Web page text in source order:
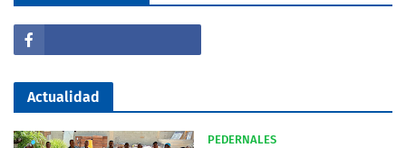
Actualidad
PEDERNALES